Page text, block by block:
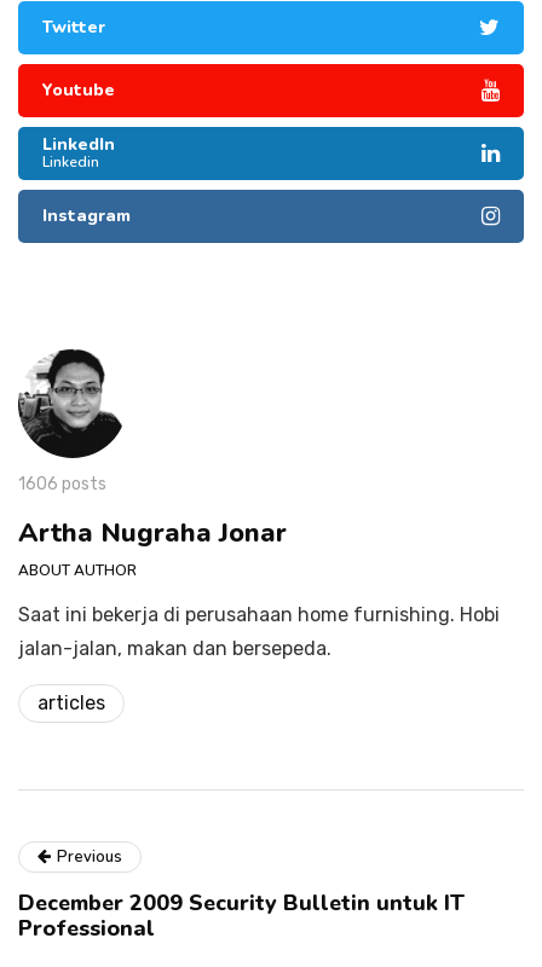
Twitter
Youtube
LinkedIn
Linkedin
Instagram
1606 posts
Artha Nugraha Jonar
ABOUT AUTHOR
Saat ini bekerja di perusahaan home furnishing. Hobi
jalan-jalan, makan dan bersepeda.
articles
Previous
December 2009 Security Bulletin untuk IT
Professional